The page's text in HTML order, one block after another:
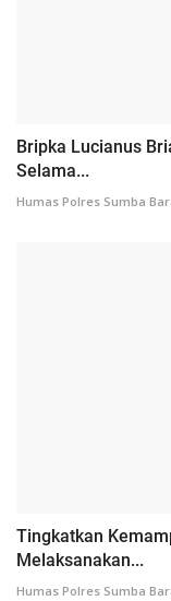
Bripka Lucianus
Selama...
Humas Polres Sumba
Tingkatkan
Melaksanakan...
Humas Polres Sumba